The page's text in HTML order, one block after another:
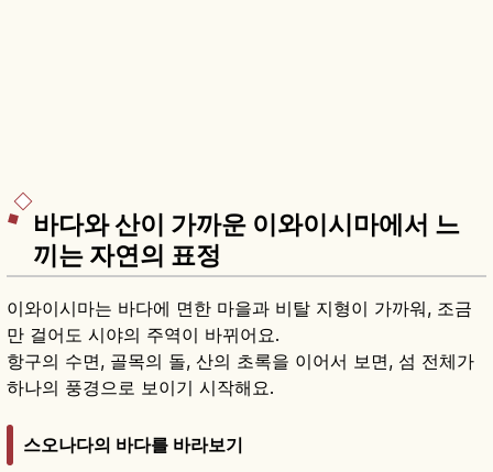
바다와 산이 가까운 이와이시마에서 느
끼는 자연의 표정
이와이시마는 바다에 면한 마을과 비탈 지형이 가까워, 조금
만 걸어도 시야의 주역이 바뀌어요.
항구의 수면, 골목의 돌, 산의 초록을 이어서 보면, 섬 전체가
하나의 풍경으로 보이기 시작해요.
스오나다의 바다를 바라보기